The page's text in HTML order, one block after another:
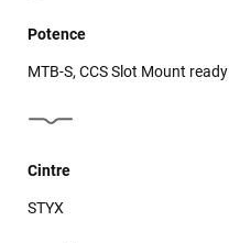
Potence
MTB-S, CCS Slot Mount ready
Cintre
STYX